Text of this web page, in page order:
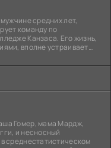
средних лет,
команду по
Канзаса. Его жизнь,
вполне устраивает
Гомер, мама Мардж,
и несносный
среднестатистическом